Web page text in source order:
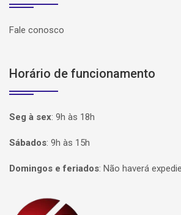
Fale conosco
Horário de funcionamento
Seg à sex: 9h às 18h
Sábados: 9h às 15h
Domingos e feriados: Não haverá
Página inicial